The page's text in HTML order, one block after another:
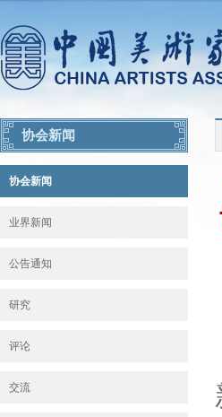
协会新闻
协会新闻
业界新闻
公告通知
研究
评论
交流